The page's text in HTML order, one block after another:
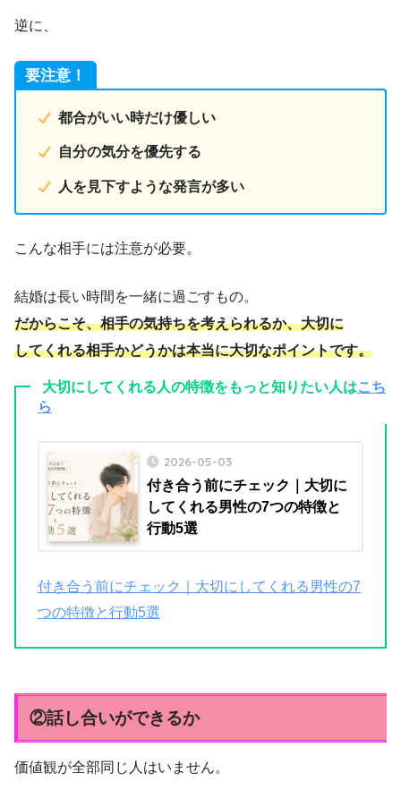
逆に、
要注意！
都合がいい時だけ優しい
自分の気分を優先する
人を見下すような発言が多い
こんな相手には注意が必要。
結婚は長い時間を一緒に過ごすもの。
だからこそ、相手の気持ちを考えられるか、大切に
してくれる相手かどうかは本当に大切なポイントです。
大切にしてくれる人の特徴をもっと知りたい人はこち
ら
2026-05-03
付き合う前にチェック｜大切に
してくれる男性の7つの特徴と
行動5選
付き合う前にチェック｜大切にしてくれる男性の7
つの特徴と行動5選
②話し合いができるか
価値観が全部同じ人はいません。